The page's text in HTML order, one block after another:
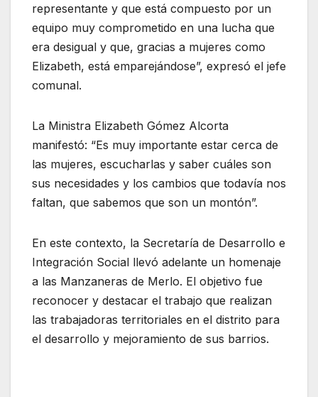
representante y que está compuesto por un
equipo muy comprometido en una lucha que
era desigual y que, gracias a mujeres como
Elizabeth, está emparejándose”, expresó el jefe
comunal.
La Ministra Elizabeth Gómez Alcorta
manifestó: “Es muy importante estar cerca de
las mujeres, escucharlas y saber cuáles son
sus necesidades y los cambios que todavía nos
faltan, que sabemos que son un montón”.
En este contexto, la Secretaría de Desarrollo e
Integración Social llevó adelante un homenaje
a las Manzaneras de Merlo. El objetivo fue
reconocer y destacar el trabajo que realizan
las trabajadoras territoriales en el distrito para
el desarrollo y mejoramiento de sus barrios.